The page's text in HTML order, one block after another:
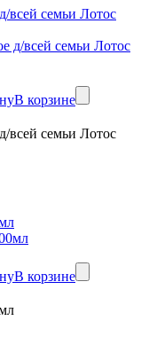
семьи Лотос
В корзине
семьи Лотос
В корзине